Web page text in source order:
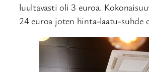
luultavasti oli 3 euroa.
24 euroa joten hinta-laatu-suhde